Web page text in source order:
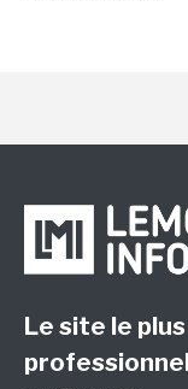
Le site le